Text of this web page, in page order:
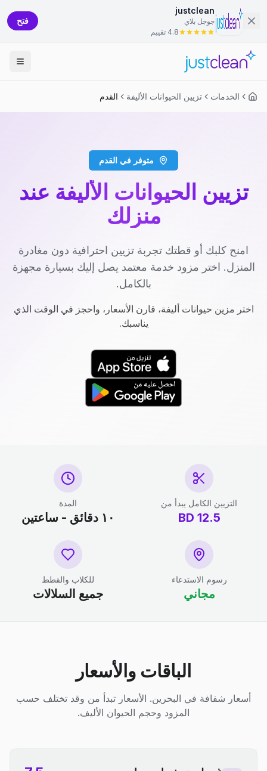
justclean
جوجل بلاي
4.8 تقييم
فتح
الخدمات تزيين الحيوانات الأليفة القدم
متوفر في القدم
تزيين الحيوانات الأليفة عند
منزلك
امنح كلبك أو قطتك تجربة تزيين احترافية دون مغادرة
المنزل. اختر مزود خدمة معتمد يصل إليك بسيارة مجهزة
بالكامل.
اختر مزين حيوانات أليفة، قارن الأسعار، واحجز في الوقت الذي
يناسبك.
التزيين الكامل يبدأ من
12.5
BD
المدة
١٠ دقائق - ساعتين
رسوم الاستدعاء
مجاني
للكلاب والقطط
جميع السلالات
الباقات والأسعار
أسعار شفافة في البحرين. الأسعار تبدأ من وقد تختلف حسب
المزود وحجم الحيوان الأليف.